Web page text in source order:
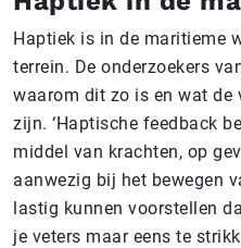
Haptiek is in de maritieme
terrein. De onderzoekers
waarom dit zo is en wat de
zijn. ‘Haptische feedback
middel van krachten, op
aanwezig bij het bewegen
lastig kunnen voorstellen
je veters maar eens te